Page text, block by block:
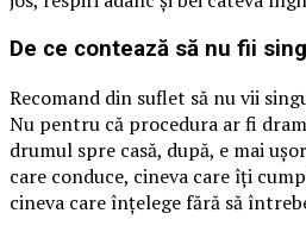
De ce contează să nu fii
Recomand din suflet să nu vii
Nu pentru că procedura ar fi
drumul spre casă, după, e mai
care conduce, cineva care îți
cineva care înțelege fără să